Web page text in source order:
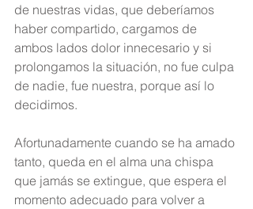
de nuestras vidas, que deberíamos
haber compartido, cargamos de
ambos lados dolor innecesario y si
prolongamos la situación, no fue culpa
de nadie, fue nuestra, porque así lo
decidimos.
Afortunadamente cuando se ha amado
tanto, queda en el alma una chispa
que jamás se extingue, que espera el
momento adecuado para volver a